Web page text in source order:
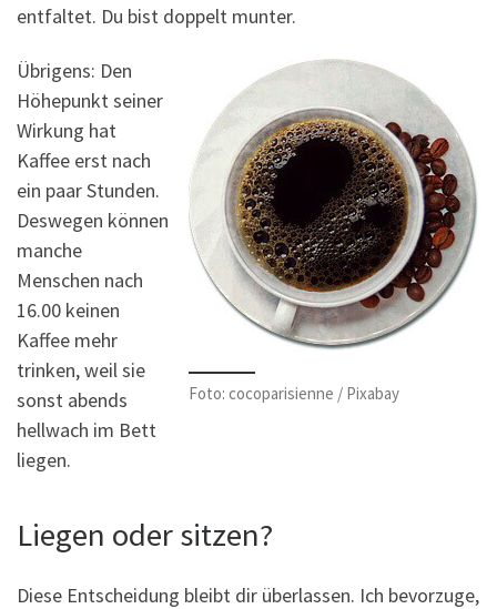
entfaltet. Du bist doppelt munter.
Foto: cocoparisienne / Pixabay
Übrigens: Den
Höhepunkt seiner
Wirkung hat
Kaffee erst nach
ein paar Stunden.
Deswegen können
manche
Menschen nach
16.00 keinen
Kaffee mehr
trinken, weil sie
sonst abends
hellwach im Bett
liegen.
Liegen oder sitzen?
Diese Entscheidung bleibt dir überlassen. Ich bevorzuge,